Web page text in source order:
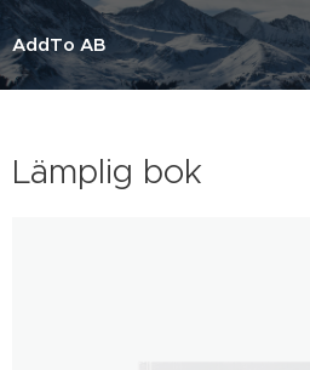
AddTo AB
Lämplig bok